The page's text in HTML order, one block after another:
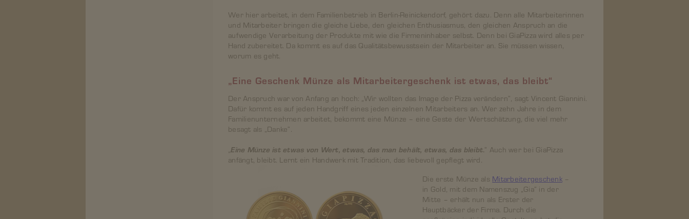
Wer hier arbeitet, in dem Familienbetrieb in Berlin-Reinickendorf, gehört dazu. Denn alle Mitarbeiterinnen
und Mitarbeiter bringen die gleiche Liebe, den gleichen Enthusiasmus, den gleichen Anspruch an die
aufwendige Verarbeitung der Produkte mit wie die Firmeninhaber selbst. Denn bei GiaPizza wird alles per
Hand zubereitet. Da kommt es auf das Qualitätsbewusstsein der Mitarbeiter an. Sie müssen wissen,
worum es geht.
„Eine Geschenk Münze als Mitarbeitergeschenk ist etwas, das bleibt“
Der Anspruch war von Anfang an hoch: „Wir wollten das Image der Pizza verändern“, sagt Vincent Giannini.
Dafür kommt es auf jeden Handgriff eines jeden einzelnen Mitarbeiters an. Wer zehn Jahre in dem
Familienunternehmen arbeitet, bekommt eine Münze – eine Geste der Wertschätzung, die viel mehr
besagt als „Danke“.
„Eine Münze ist etwas von Wert, etwas, das man behält, etwas, das bleibt.“ Auch wer bei GiaPizza
anfängt, bleibt. Lernt ein Handwerk mit Tradition, das liebevoll gepflegt wird.
Die erste Münze als Mitarbeitergeschenk–
in Gold, mit dem Namenszug „Gia“ in der
Mitte – erhält nun als Erster der
Hauptbäcker der Firma. Durch die